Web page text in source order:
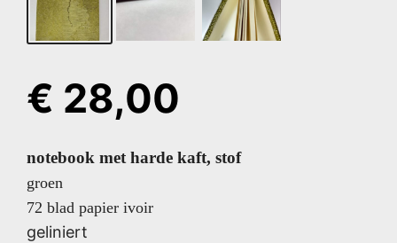
€ 28,00
notebook met harde kaft, stof
groen
72 blad papier ivoir
geliniert